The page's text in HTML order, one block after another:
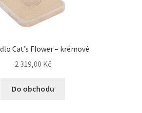
Cat’s Flower – krémové
2 319,00 Kč
Do obchodu